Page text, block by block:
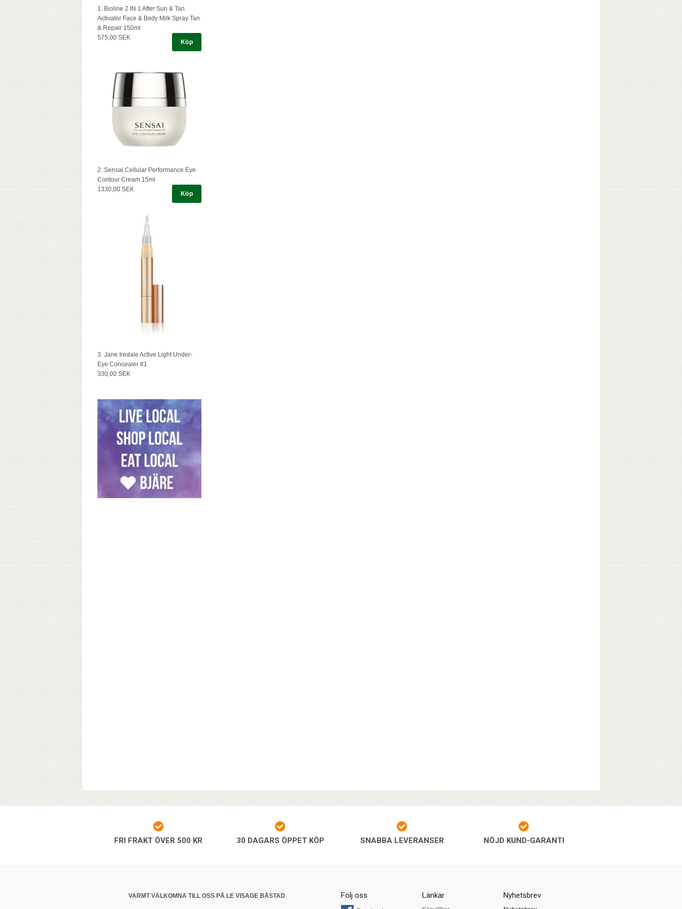
1. Bioline 2 IN 1 After Sun & Tan
Activator Face & Body Milk Spray Tan
& Repair 150ml
575,00 SEK
Köp
2. Sensai Cellular Performance Eye
Contour Cream 15ml
1330,00 SEK
Köp
3. Jane Iredale Active Light Under-
Eye Concealer #1
330,00 SEK
FRI FRAKT ÖVER 500 KR 30 DAGARS ÖPPET KÖP SNABBA LEVERANSER NÖJD KUND-GARANTI
VARMT VÄLKOMNA TILL OSS PÅ LE VISAGE BÅSTAD Följ oss Länkar Nyhetsbrev